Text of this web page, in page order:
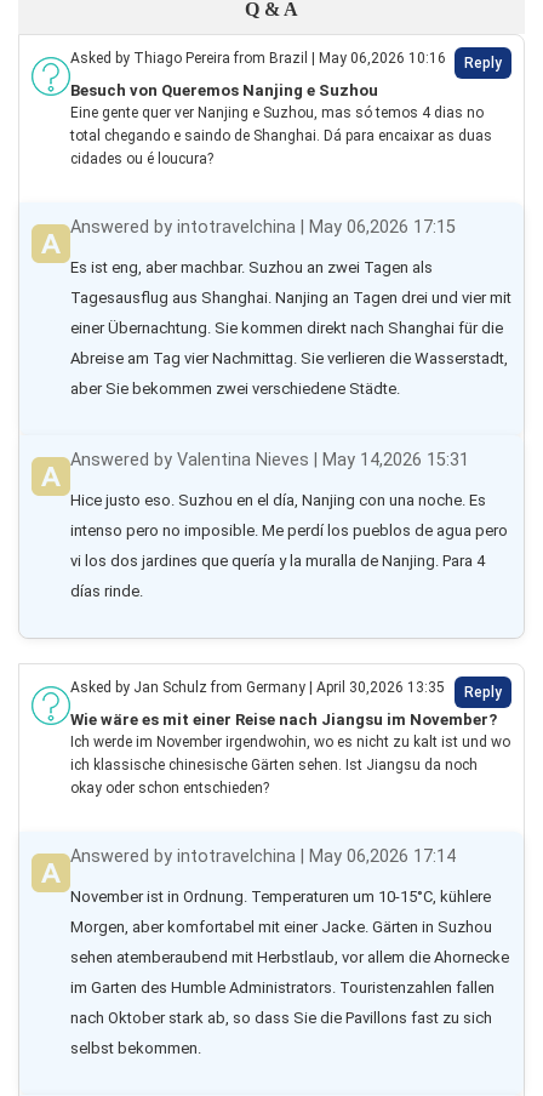
Q & A
Asked by Thiago Pereira from Brazil | May 06,2026 10:16 Reply
Besuch von Queremos Nanjing e Suzhou
Eine gente quer ver Nanjing e Suzhou, mas só temos 4 dias no
total chegando e saindo de Shanghai. Dá para encaixar as duas
cidades ou é loucura?
Answered by intotravelchina | May 06,2026 17:15
Es ist eng, aber machbar. Suzhou an zwei Tagen als
Tagesausflug aus Shanghai. Nanjing an Tagen drei und vier mit
einer Übernachtung. Sie kommen direkt nach Shanghai für die
Abreise am Tag vier Nachmittag. Sie verlieren die Wasserstadt,
aber Sie bekommen zwei verschiedene Städte.
Answered by Valentina Nieves | May 14,2026 15:31
Hice justo eso. Suzhou en el día, Nanjing con una noche. Es
intenso pero no imposible. Me perdí los pueblos de agua pero
vi los dos jardines que quería y la muralla de Nanjing. Para 4
días rinde.
Asked by Jan Schulz from Germany | April 30,2026 13:35 Reply
Wie wäre es mit einer Reise nach Jiangsu im November?
Ich werde im November irgendwohin, wo es nicht zu kalt ist und wo
ich klassische chinesische Gärten sehen. Ist Jiangsu da noch
okay oder schon entschieden?
Answered by intotravelchina | May 06,2026 17:14
November ist in Ordnung. Temperaturen um 10-15°C, kühlere
Morgen, aber komfortabel mit einer Jacke. Gärten in Suzhou
sehen atemberaubend mit Herbstlaub, vor allem die Ahornecke
im Garten des Humble Administrators. Touristenzahlen fallen
nach Oktober stark ab, so dass Sie die Pavillons fast zu sich
selbst bekommen.